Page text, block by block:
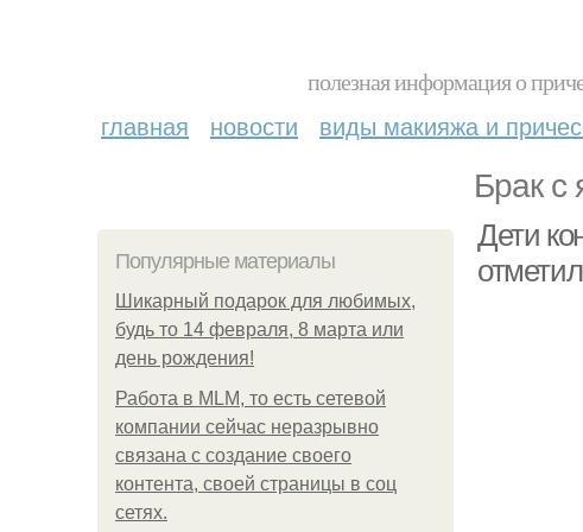
полезная информация о
главная новости виды макияжа и
Брак с
Популярные материалы
Шикарный подарок для любимых,
будь то 14 февраля, 8 марта или
день рождения!
Работа в MLM, то есть сетевой
компании сейчас неразрывно
связана с создание своего
контента, своей страницы в соц
сетях.
Дети